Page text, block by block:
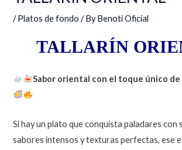
/Platos de fondo / ByBenoti Oficial
TALLARÍN
Sabor oriental con el toque único
Si hay un plato que conquista paladares con
sabores intensos y texturas perfectas, ese